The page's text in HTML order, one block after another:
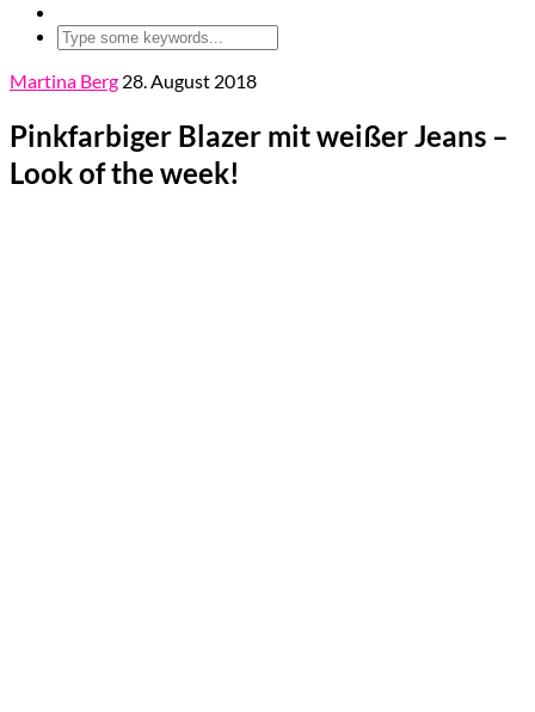
Martina Berg 28. August 2018
Pinkfarbiger Blazer mit weißer Jeans –
Look of the week!